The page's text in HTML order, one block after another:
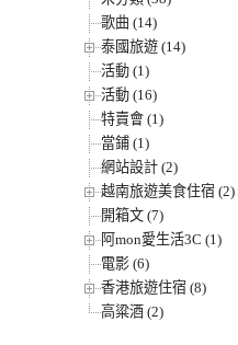
歌曲 (14)
泰國旅遊 (14)
活動 (1)
活動 (16)
特賣會 (1)
當鋪 (1)
網站設計 (2)
越南旅遊美食住宿 (2)
開箱文 (7)
阿mon愛生活3C (1)
電影 (6)
香港旅遊住宿 (8)
高粱酒 (2)